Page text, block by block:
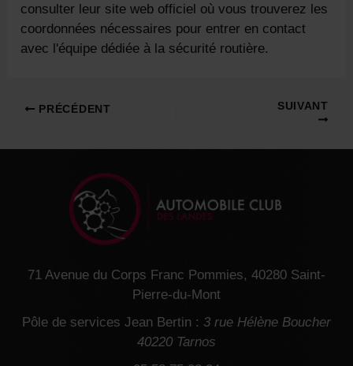
consulter leur site web officiel où vous trouverez les
coordonnées nécessaires pour entrer en contact
avec l'équipe dédiée à la sécurité routière.
Navigation
articles
PRÉCÉDENT SUIVANT
71 Avenue du Corps Franc Pommies, 40280 Saint-
Pierre-du-Mont
Pôle de services Jean Bertin : 3 rue Hélène Boucher
40220 Tarnos